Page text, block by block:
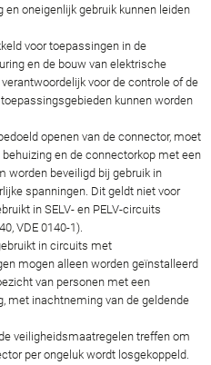
en oneigenlijk gebruik kunnen leiden
voor toepassingen in de
en de bouw van elektrische
voor de controle of de
kunnen worden
openen van de connector, moet
en de connectorkop met een
worden beveiligd bij gebruik in
spanningen. Dit geldt niet voor
in SELV- en PELV-circuits
VDE 0140-1).
in circuits met
mogen alleen worden geïnstalleerd
van personen met een
met inachtneming van de geldende
veiligheidsmaatregelen treffen om
per ongeluk wordt losgekoppeld.